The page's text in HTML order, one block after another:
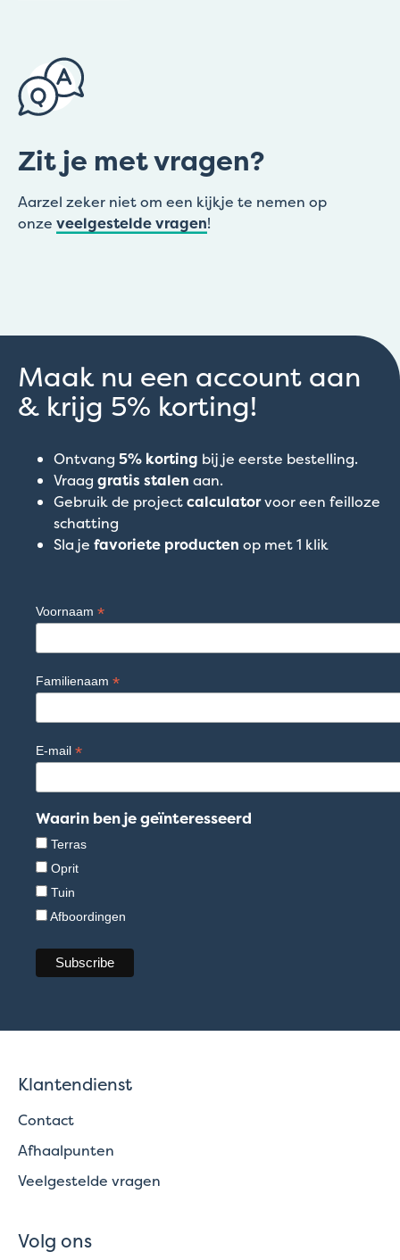
Zit je met vragen?
Aarzel zeker niet om een kijkje te nemen op
onze veelgestelde vragen!
Maak nu een account aan
& krijg 5% korting!
Ontvang 5% korting bij je eerste bestelling.
Vraag gratis stalen aan.
Gebruik de projectcalculatorvoor een feilloze
schatting
Sla je favoriete producten op met 1 klik
Voornaam *
Familienaam *
E-mail *
Waarin ben je geïnteresseerd
Terras
Oprit
Tuin
Afboordingen
Klantendienst
Contact
Afhaalpunten
Veelgestelde vragen
Volg ons